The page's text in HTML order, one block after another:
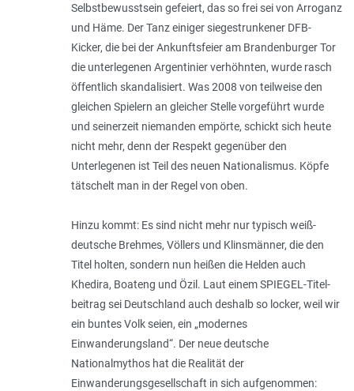
Selbstbewusstsein gefeiert, das so frei sei von Arroganz
und Häme. Der Tanz einiger siegestrunkener DFB-
Kicker, die bei der Ankunftsfeier am Brandenburger Tor
die unterlegenen Argentinier verhöhnten, wurde rasch
öffentlich skandalisiert. Was 2008 von teilweise den
gleichen Spielern an gleicher Stelle vorgeführt wurde
und seinerzeit niemanden empörte, schickt sich heute
nicht mehr, denn der Respekt gegenüber den
Unterlegenen ist Teil des neuen Nationalismus. Köpfe
tätschelt man in der Regel von oben.
Hinzu kommt: Es sind nicht mehr nur typisch weiß-
deutsche Brehmes, Völlers und Klinsmänner, die den
Titel holten, sondern nun heißen die Helden auch
Khedira, Boateng und Özil. Laut einem SPIEGEL-Titel­
beitrag sei Deutschland auch deshalb so locker, weil wir
ein buntes Volk seien, ein „modernes
Einwanderungsland“. Der neue deutsche
Nationalmythos hat die Realität der
Einwanderungsgesellschaft in sich aufgenommen: